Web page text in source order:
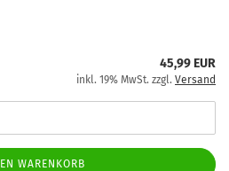
45,99 EUR
inkl. 19% MwSt. zzgl. Versand
WARENKORB